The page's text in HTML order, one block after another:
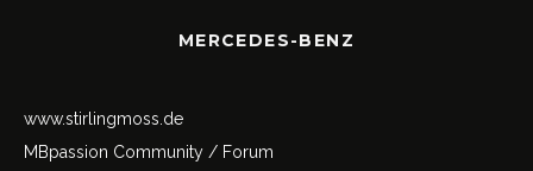
MERCEDES-BENZ
www.stirlingmoss.de
MBpassion Community / Forum